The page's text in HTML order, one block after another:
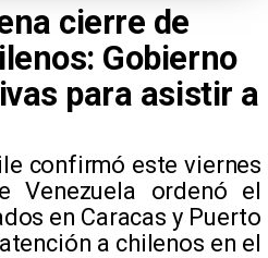
cierre de
Gobierno
para asistir a
confirmó este viernes
Venezuela ordenó el
en Caracas y Puerto
a chilenos en el